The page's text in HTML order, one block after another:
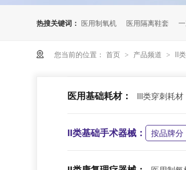
热搜关键词： 医用制氧机 医用隔离鞋套
您当前的位置： 首页 > 产品频道 > II
医用基础耗材： III类穿刺耗材
II类基础手术器械： 按品牌分